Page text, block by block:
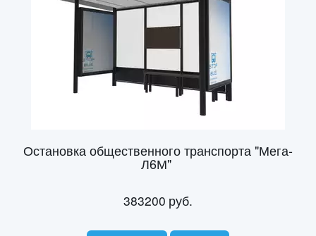
Остановка общественного транспорта "Мега-
Л6М"
383200 руб.